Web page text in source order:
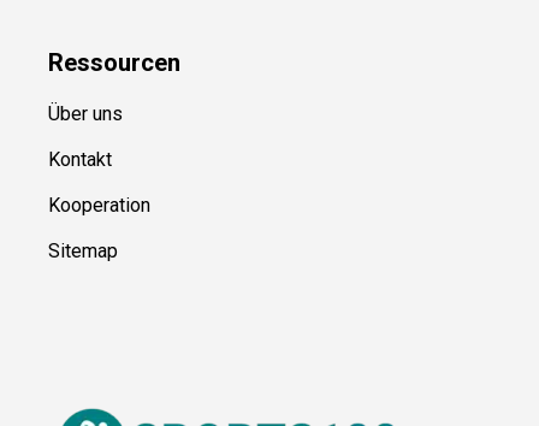
Ressource
Kontakt
Kooperation